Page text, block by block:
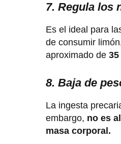
7. Regula los
Es el ideal para
de consumir
aproximado de
8. Baja de
La ingesta
embargo, no es
masa corporal.